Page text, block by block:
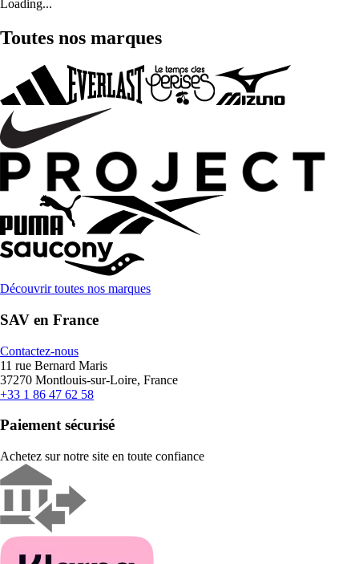
Loading...
Toutes nos marques
Découvrir toutes nos marques
SAV en France
Contactez-nous
11 rue Bernard Maris
37270 Montlouis-sur-Loire, France
+33 1 86 47 62 58
Paiement sécurisé
Achetez sur notre site en toute confiance